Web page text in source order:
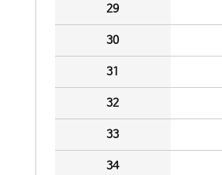
29
30
31
32
33
34